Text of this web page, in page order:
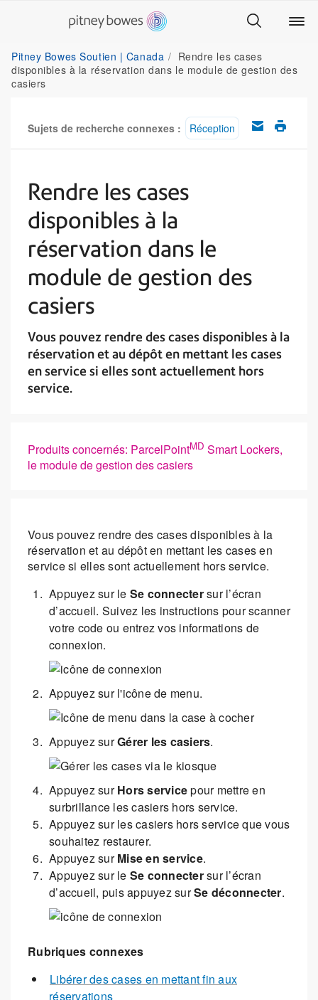
Pitney Bowes Soutien | Canada
Rendre les cases
disponibles à la réservation dans le module de gestion des
casiers
Sujets de recherche connexes : Réception
Rendre les cases
disponibles à la
réservation dans le
module de gestion des
casiers
Vous pouvez rendre des cases disponibles à la
réservation et au dépôt en mettant les cases
en service si elles sont actuellement hors
service.
Produits concernés: ParcelPointMD Smart Lockers,
le module de gestion des casiers
Vous pouvez rendre des cases disponibles à la
réservation et au dépôt en mettant les cases en
service si elles sont actuellement hors service.
Appuyez sur le Se connectersur l’écran
d’accueil. Suivez les instructions pour scanner
votre code ou entrez vos informations de
connexion.
Appuyez sur l'icône de menu.
Appuyez surGérer les casiers.
Appuyez surHors servicepour mettre en
surbrillance les casiers hors service.
Appuyez sur les casiers hors service que vous
souhaitez restaurer.
Appuyez surMise en service.
Appuyez sur le Se connectersur l’écran
d’accueil, puis appuyez surSe déconnecter.
Rubriques connexes
Libérer des cases en mettant fin aux
réservations